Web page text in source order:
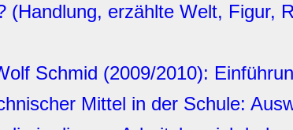
(Handlung, erzählte Welt, Figur,
Schmid (2009/2010):
Mittel in der Schule: